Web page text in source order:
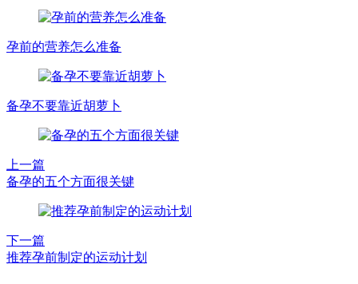
孕前的营养怎么准备
备孕不要靠近胡萝卜
上一篇
备孕的五个方面很关键
下一篇
推荐孕前制定的运动计划